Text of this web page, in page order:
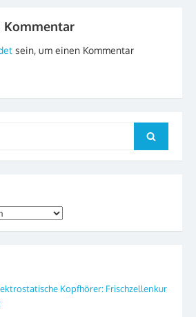
Kommentar
sein, um einen Kommentar
Search
Kopfhörer: Frischzellenkur